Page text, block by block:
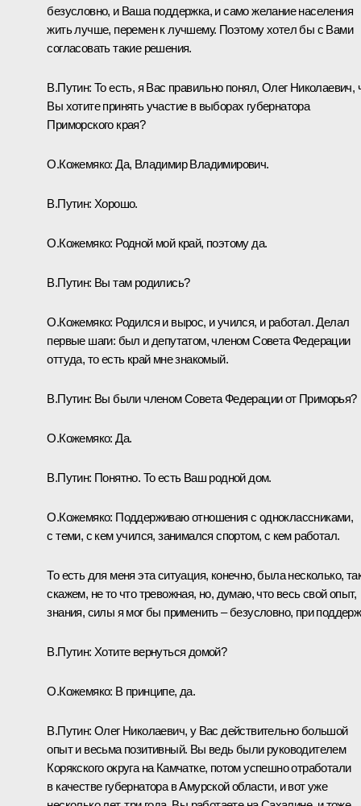
безусловно, и Ваша поддержка, и само желание населения
жить лучше, перемен к лучшему. Поэтому хотел бы с Вами
согласовать такие решения.
В.Путин: То есть, я Вас правильно понял, Олег Николаевич,
Вы хотите принять участие в выборах губернатора
Приморского края?
О.Кожемяко: Да, Владимир Владимирович.
В.Путин: Хорошо.
О.Кожемяко: Родной мой край, поэтому да.
В.Путин: Вы там родились?
О.Кожемяко: Родился и вырос, и учился, и работал. Делал
первые шаги: был и депутатом, членом Совета Федерации
оттуда, то есть край мне знакомый.
В.Путин: Вы были членом Совета Федерации от Приморья?
О.Кожемяко: Да.
В.Путин: Понятно. То есть Ваш родной дом.
О.Кожемяко: Поддерживаю отношения с одноклассниками,
с теми, с кем учился, занимался спортом, с кем работал.
То есть для меня эта ситуация, конечно, была несколько,
скажем, не то что тревожная, но, думаю, что весь свой опыт,
знания, силы я мог бы применить – безусловно, при
В.Путин: Хотите вернуться домой?
О.Кожемяко: В принципе, да.
В.Путин: Олег Николаевич, у Вас действительно большой
опыт и весьма позитивный. Вы ведь были руководителем
Корякского округа на Камчатке, потом успешно отработали
в качестве губернатора в Амурской области, и вот уже